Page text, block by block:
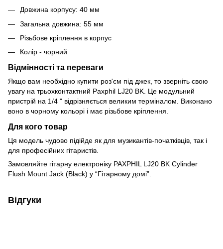
Довжина корпусу: 40 мм
Загальна довжина: 55 мм
Різьбове кріплення в корпус
Колір - чорний
Відмінності та переваги
Якщо вам необхідно купити роз'єм під джек, то зверніть свою
увагу на трьохконтактний Paxphil LJ20 BK. Це модульний
пристрій на 1/4 " відрізняється великим терміналом. Виконано
воно в чорному кольорі і має різьбове кріплення.
Для кого товар
Ця модель чудово підійде як для музикантів-початківців, так і
для професійних гітаристів.
Замовляйте гітарну електроніку PAXPHIL LJ20 BK Cylinder
Flush Mount Jack (Black) у “Гітарному домі”.
Відгуки